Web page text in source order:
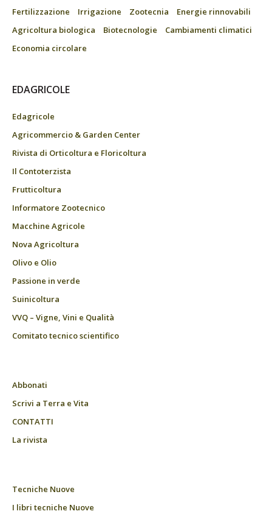
Fertilizzazione
Irrigazione Zootecnia
Energie rinnovabili
Agricoltura biologica
Biotecnologie
Cambiamenti climatici
Economia circolare
EDAGRICOLE
Edagricole
Agricommercio & Garden Center
Rivista di Orticoltura e Floricoltura
Il Contoterzista
Frutticoltura
Informatore Zootecnico
Macchine Agricole
Nova Agricoltura
Olivo e Olio
Passione in verde
Suinicoltura
VVQ – Vigne, Vini e Qualità
Comitato tecnico scientifico
Abbonati
Scrivi a Terra e Vita
CONTATTI
La rivista
Tecniche Nuove
I libri tecniche Nuove